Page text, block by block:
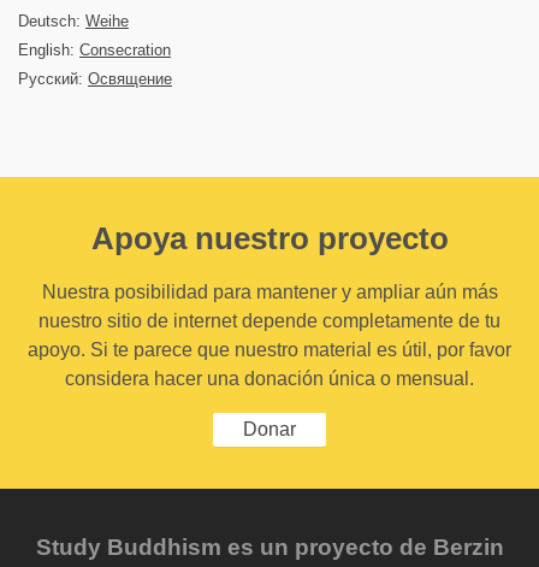
Deutsch: Weihe
English: Consecration
Русский: Освящение
Apoya nuestro proyecto
Nuestra posibilidad para mantener y ampliar aún más
nuestro sitio de internet depende completamente de tu
apoyo. Si te parece que nuestro material es útil, por favor
considera hacer una donación única o mensual.
Donar
Study Buddhism es un proyecto de Berzin